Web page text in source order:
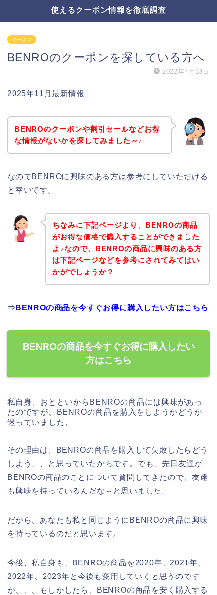
使えるクーポン情報を徹底調査
クーポン
BENROのクーポンを探している方へ
2022年7月18日
2025年11月最新情報
BENROのクーポンや割引セールなどお得
な情報がないかを探してみました～♪
なのでBENROに興味のある方は参考にしていただける
と幸いです。
ちなみに下記ページより、BENROの商品
がお得な価格で購入することができました
よ♪なので、BENROの商品に興味のある方
は下記ページなどを参考にされてみてはい
かがでしょうか？
⇒ BENROの商品を今すぐお得に購入したい方はこちら
BENROの商品を今すぐお得に購入したい
方はこちら
私自身、おとといからBENROの商品には興味があっ
たのですが、BENROの商品を購入をしようかどうか
迷っていました。
その理由は、BENROの商品を購入して失敗したらどう
しよう、、と思っていたからです。でも、先日友達が
BENROの商品のことについて質問してきたので、友達
も興味を持っているんだな～と思いました。
だから、あなたも私と同じようにBENROの商品に興味
を持っているのだと思います。
今後、私自身も、BENROの商品を2020年、2021年、
2022年、2023年と今後も愛用していくと思うのです
が、、、もしかしたら、BENROの商品を安く購入する